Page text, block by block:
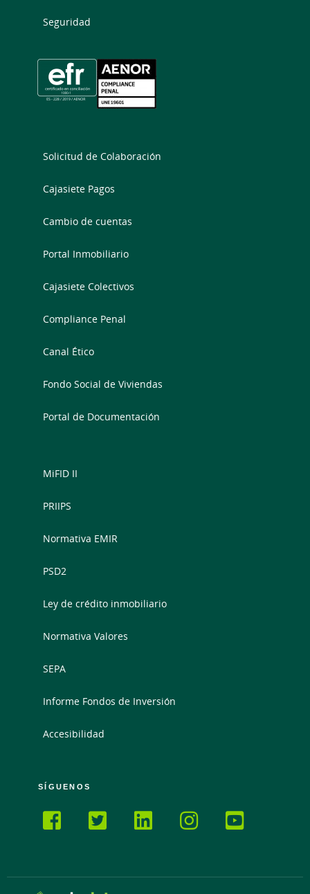
Seguridad
Solicitud de Colaboración
Cajasiete Pagos
Cambio de cuentas
Portal Inmobiliario
Cajasiete Colectivos
Compliance Penal
Canal Ético
Fondo Social de Viviendas
Portal de Documentación
MiFID II
PRIIPS
Normativa EMIR
PSD2
Ley de crédito inmobiliario
Normativa Valores
SEPA
Informe Fondos de Inversión
Accesibilidad
SÍGUENOS